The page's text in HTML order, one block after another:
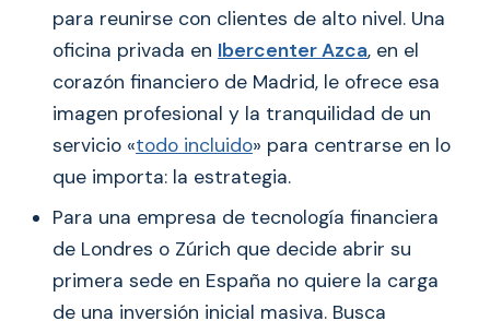
para reunirse con clientes de alto nivel. Una
oficina privada en Ibercenter Azca, en el
corazón financiero de Madrid, le ofrece esa
imagen profesional y la tranquilidad de un
servicio «todo incluido» para centrarse en lo
que importa: la estrategia.
Para una empresa de tecnología financiera
de Londres o Zúrich que decide abrir su
primera sede en España no quiere la carga
de una inversión inicial masiva. Busca